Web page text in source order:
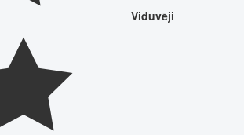
Viduvēji